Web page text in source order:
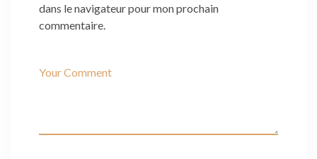
dans le navigateur pour mon prochain
commentaire.